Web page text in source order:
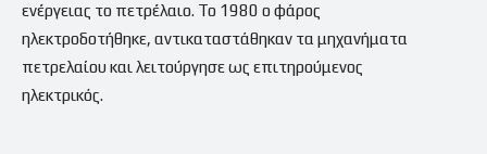
ενέργειας το πετρέλαιο. Το 1980 ο φάρος
ηλεκτροδοτήθηκε, αντικαταστάθηκαν τα μηχανήματα
πετρελαίου και λειτούργησε ως επιτηρούμενος
ηλεκτρικός.